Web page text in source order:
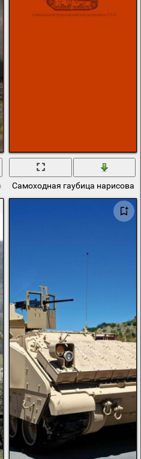
скорости поднимает пыль
Самоходная гаубица